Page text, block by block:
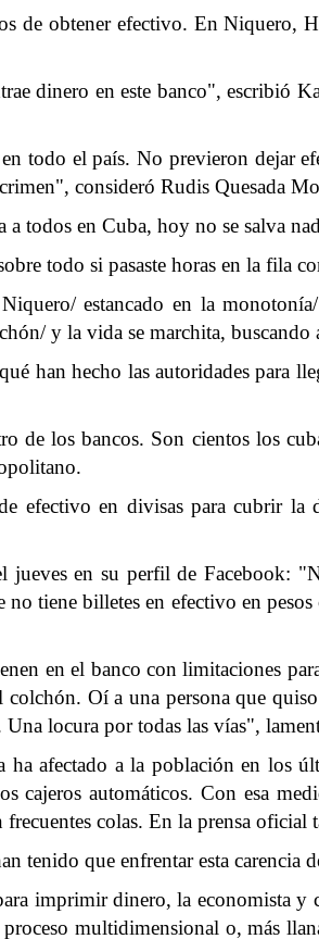
de obtener efectivo. En
dinero en este banco", escribió
todo el país. No previeron dejar
consideró Rudis Quesada
todos en Cuba, hoy no se salva
todo si pasaste horas en la fila
estancado en la
y la vida se marchita,
han hecho las autoridades para
de los bancos. Son cientos los
efectivo en divisas para cubrir la
jueves en su perfil de Facebook:
tiene billetes en efectivo en
en el banco con limitaciones
Oí a una persona que
locura por todas las vías",
afectado a la población en los
cajeros automáticos. Con esa
colas. En la prensa
que enfrentar esta carencia
imprimir dinero, la
multidimensional o, más